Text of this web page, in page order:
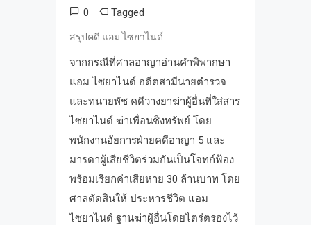
0 Tagged
สรุปคดี แอม ไซยาไนด์
จากกรณีที่ศาลอาญาอ่านคำพิพากษา
แอม ไซยาไนด์ อดีตสามีนายตำรวจ
และทนายพัช คดีวางยาฆ่าผู้อื่นที่ใส่สาร
ไซยาไนด์ ฆ่าเพื่อนชิงทรัพย์ โดย
พนักงานอัยการฝ่ายคดีอาญา 5 และ
มารดาผู้เสียชีวิตร่วมกันเป็นโจทก์ฟ้อง
พร้อมเรียกค่าเสียหาย 30 ล้านบาท โดย
ศาลตัดสินให้ ประหารชีวิต แอม
ไซยาไนด์ ฐานฆ่าผู้อื่นโดยไตร่ตรองไว้